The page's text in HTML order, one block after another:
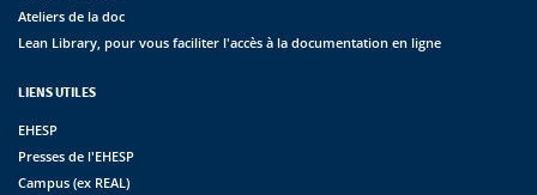
Ateliers de la doc
Lean Library, pour vous faciliter l'accès à la documentation en ligne
LIENS UTILES
EHESP
Presses de l'EHESP
Campus (ex REAL)